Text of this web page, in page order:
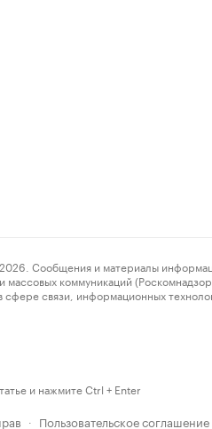
и материалы
коммуникаций
связи, информационных
и нажмите Ctrl + Enter
· Пользовательское соглашение